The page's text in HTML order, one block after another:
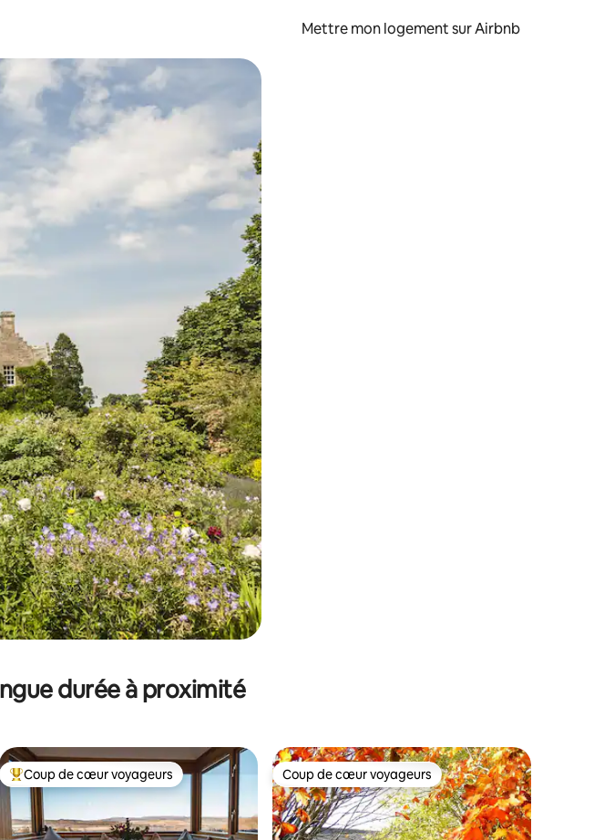
Mettre mon logement sur Airbnb
ou en appuyant et en faisant glisser.
durée à proximité
Coups de cœur voyageurs les plus appréciés
Coup de cœur voyageurs Coup de cœur voyageurs
Coup de cœur voyageurs